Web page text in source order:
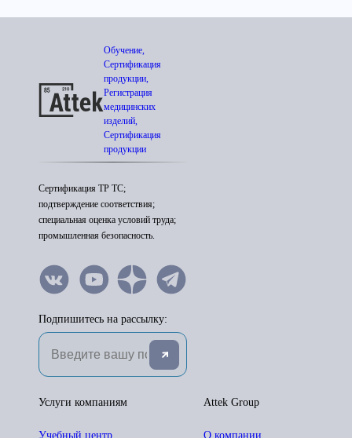
Обучение,
Сертификация
продукции,
Регистрация
медицинских
изделий,
Сертификация
продукции
Сертификация ТР ТС;
подтверждение соответствия;
специальная оценка условий труда;
промышленная безопасность.
Подпишитесь на рассылку:
Attek Group
О компании
Услуги компаниям
Учебный центр